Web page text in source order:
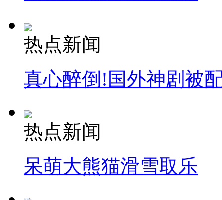
热点新闻
真心醉倒!国外神剧被
热点新闻
呆萌大熊猫滑雪取乐